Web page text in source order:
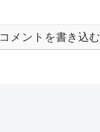
コメントを書き込む